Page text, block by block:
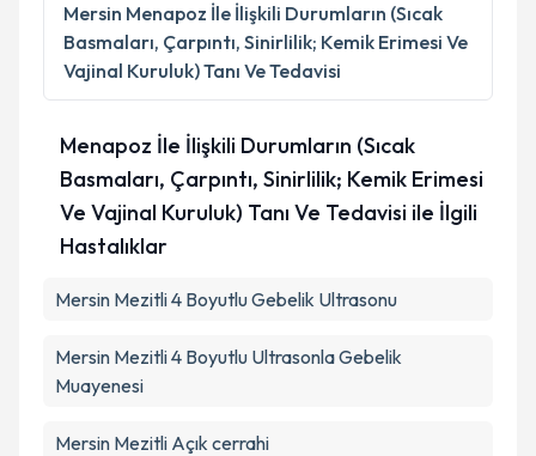
Mersin Menapoz İle İlişkili Durumların (Sıcak
Basmaları, Çarpıntı, Sinirlilik; Kemik Erimesi Ve
Vajinal Kuruluk) Tanı Ve Tedavisi
Menapoz İle İlişkili Durumların (Sıcak
Basmaları, Çarpıntı, Sinirlilik; Kemik Erimesi
Ve Vajinal Kuruluk) Tanı Ve Tedavisi ile İlgili
Hastalıklar
Mersin Mezitli 4 Boyutlu Gebelik Ultrasonu
Mersin Mezitli 4 Boyutlu Ultrasonla Gebelik
Muayenesi
Mersin Mezitli Açık cerrahi